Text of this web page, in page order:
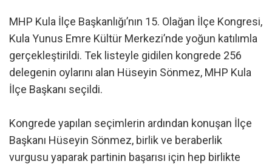
MHP Kula İlçe Başkanlığı’nın 15. Olağan İlçe Kongresi,
Kula Yunus Emre Kültür Merkezi’nde yoğun katılımla
gerçekleştirildi. Tek listeyle gidilen kongrede 256
delegenin oylarını alan Hüseyin Sönmez, MHP Kula
İlçe Başkanı seçildi.
Kongrede yapılan seçimlerin ardından konuşan İlçe
Başkanı Hüseyin Sönmez, birlik ve beraberlik
vurgusu yaparak partinin başarısı için hep birlikte